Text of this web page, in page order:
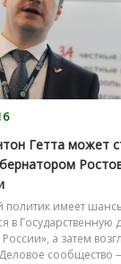
Гетта может
политик имеет
в Государственную
а затем
сообщество